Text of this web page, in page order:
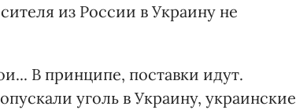
из России в Украину не
В принципе, поставки идут.
уголь в Украину, украинские